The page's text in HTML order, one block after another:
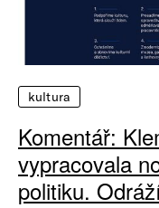
kultura
Komentář:
vypracovala
politiku.